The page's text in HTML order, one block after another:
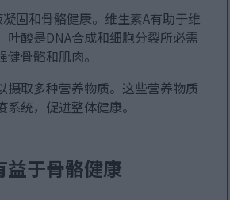
固和骨骼健康。维生素A有助于维
叶酸是DNA合成和细胞分裂所必需
骨骼和肌肉。
摄取多种营养物质。这些营养物质
统，促进整体健康。
益于骨骼健康